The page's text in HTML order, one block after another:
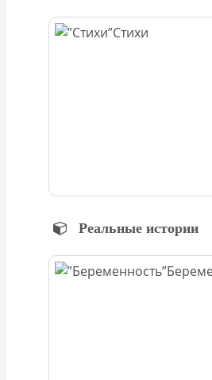
Стихи
Реальные истории